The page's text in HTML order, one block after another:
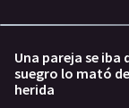
Una pareja se iba
suegro lo mató
herida